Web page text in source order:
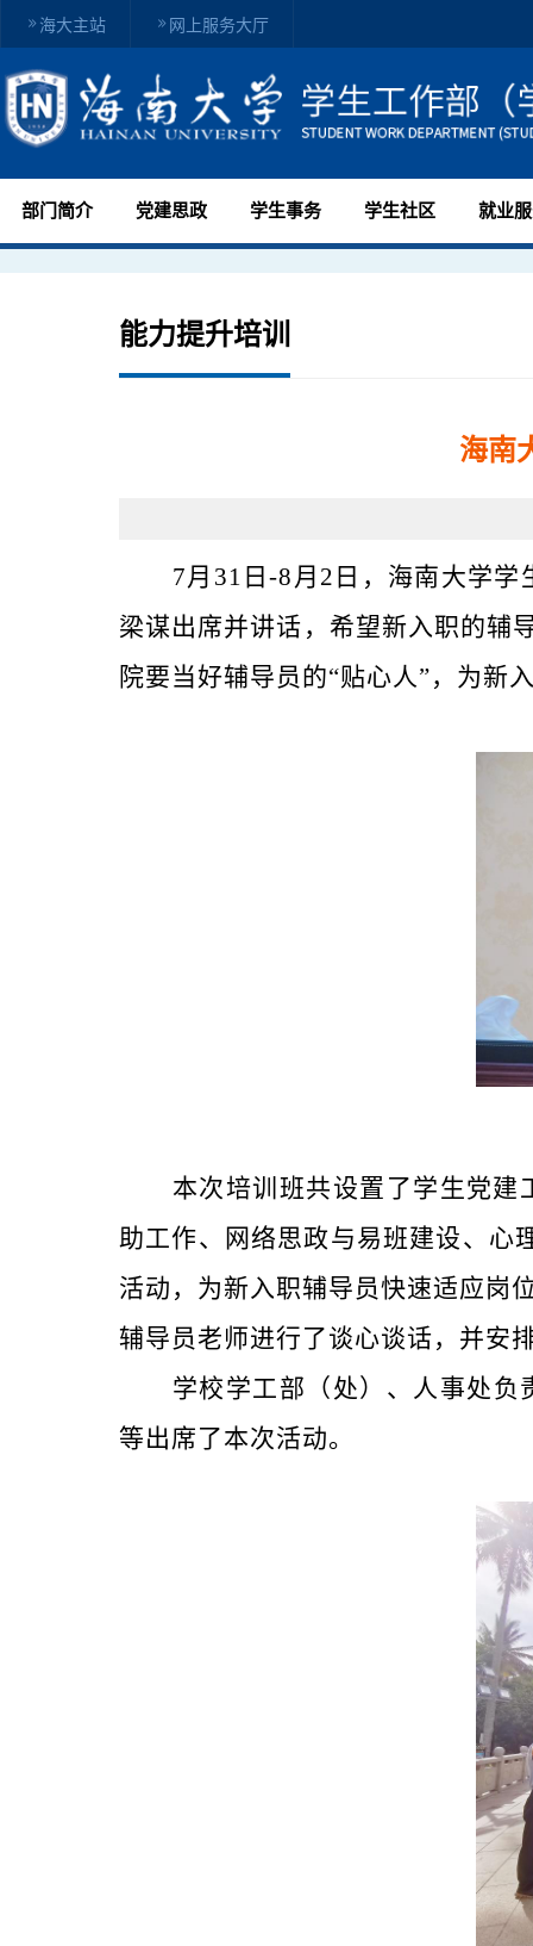
海大主站 网上服务大厅
部门简介 党建思政 学生事务 学生社区 就业
能力提升培训
海南
7月 31日-8月2日 ， 海南大学学
梁谋出席并讲话，希望新入职的辅
院要当好辅导员的“贴心人”， 为新
本次培训 班共设置了学生党建
助工作、网络思政与易班建设、心
活动，为新入职辅导员快速适应岗
辅导员老师进行了谈心谈话，并安
学校学工部（处）、 人事处负
等出席了本次活动。